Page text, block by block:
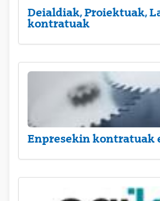
Deialdiak, Proiektuak,
kontratuak
Enpresekin kontratuak